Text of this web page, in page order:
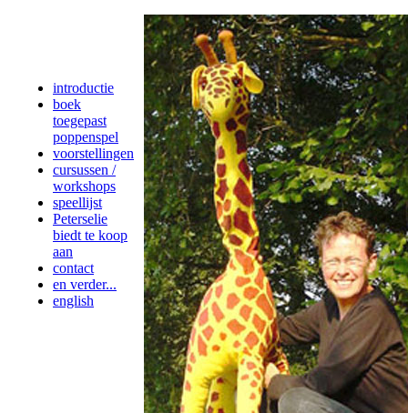
introductie
boek
toegepast
poppenspel
voorstellingen
cursussen /
workshops
speellijst
Peterselie
biedt te koop
aan
contact
en verder...
english